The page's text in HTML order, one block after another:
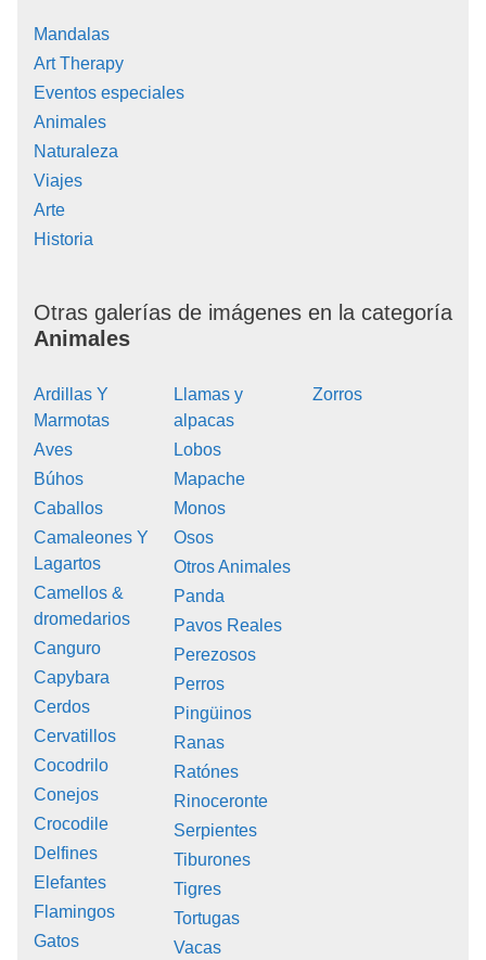
Mandalas
Art Therapy
Eventos especiales
Animales
Naturaleza
Viajes
Arte
Historia
Otras galerías de imágenes en la categoría
Animales
Ardillas Y
Marmotas
Aves
Búhos
Caballos
Camaleones Y
Lagartos
Camellos &
dromedarios
Canguro
Capybara
Cerdos
Cervatillos
Cocodrilo
Conejos
Crocodile
Delfines
Elefantes
Flamingos
Gatos
Llamas y
alpacas
Lobos
Mapache
Monos
Osos
Otros Animales
Panda
Pavos Reales
Perezosos
Perros
Pingüinos
Ranas
Ratónes
Rinoceronte
Serpientes
Tiburones
Tigres
Tortugas
Vacas
Zorros